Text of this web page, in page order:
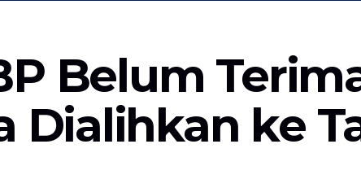
Belum
Dialihkan ke